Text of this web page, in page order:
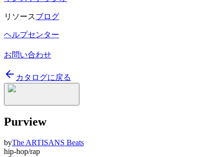
リソースブログ
ヘルプセンター
お問い合わせ
カタログに戻る
Purview
byThe ARTISANS Beats
hip-hop/rap